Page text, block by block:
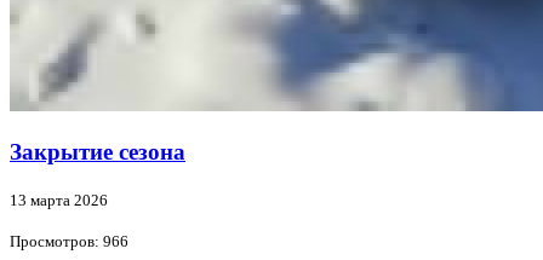
Закрытие сезона
13 марта 2026
Просмотров: 966